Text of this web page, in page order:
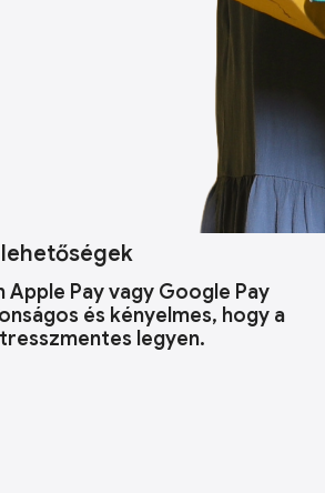
Apple Pay vagy Google Pay
és kényelmes, hogy a
legyen.